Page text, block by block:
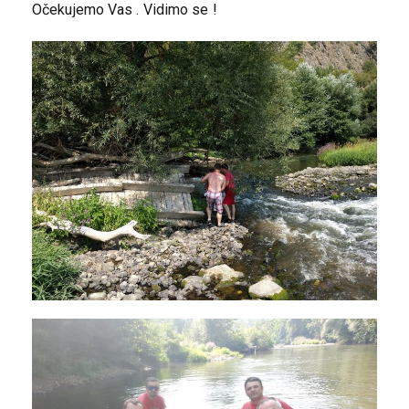
Očekujemo Vas . Vidimo se !